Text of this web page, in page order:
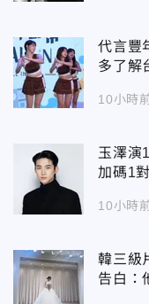
代言豐
多了解
10小時
玉澤演
加碼1
10小時
韓三級
告白：